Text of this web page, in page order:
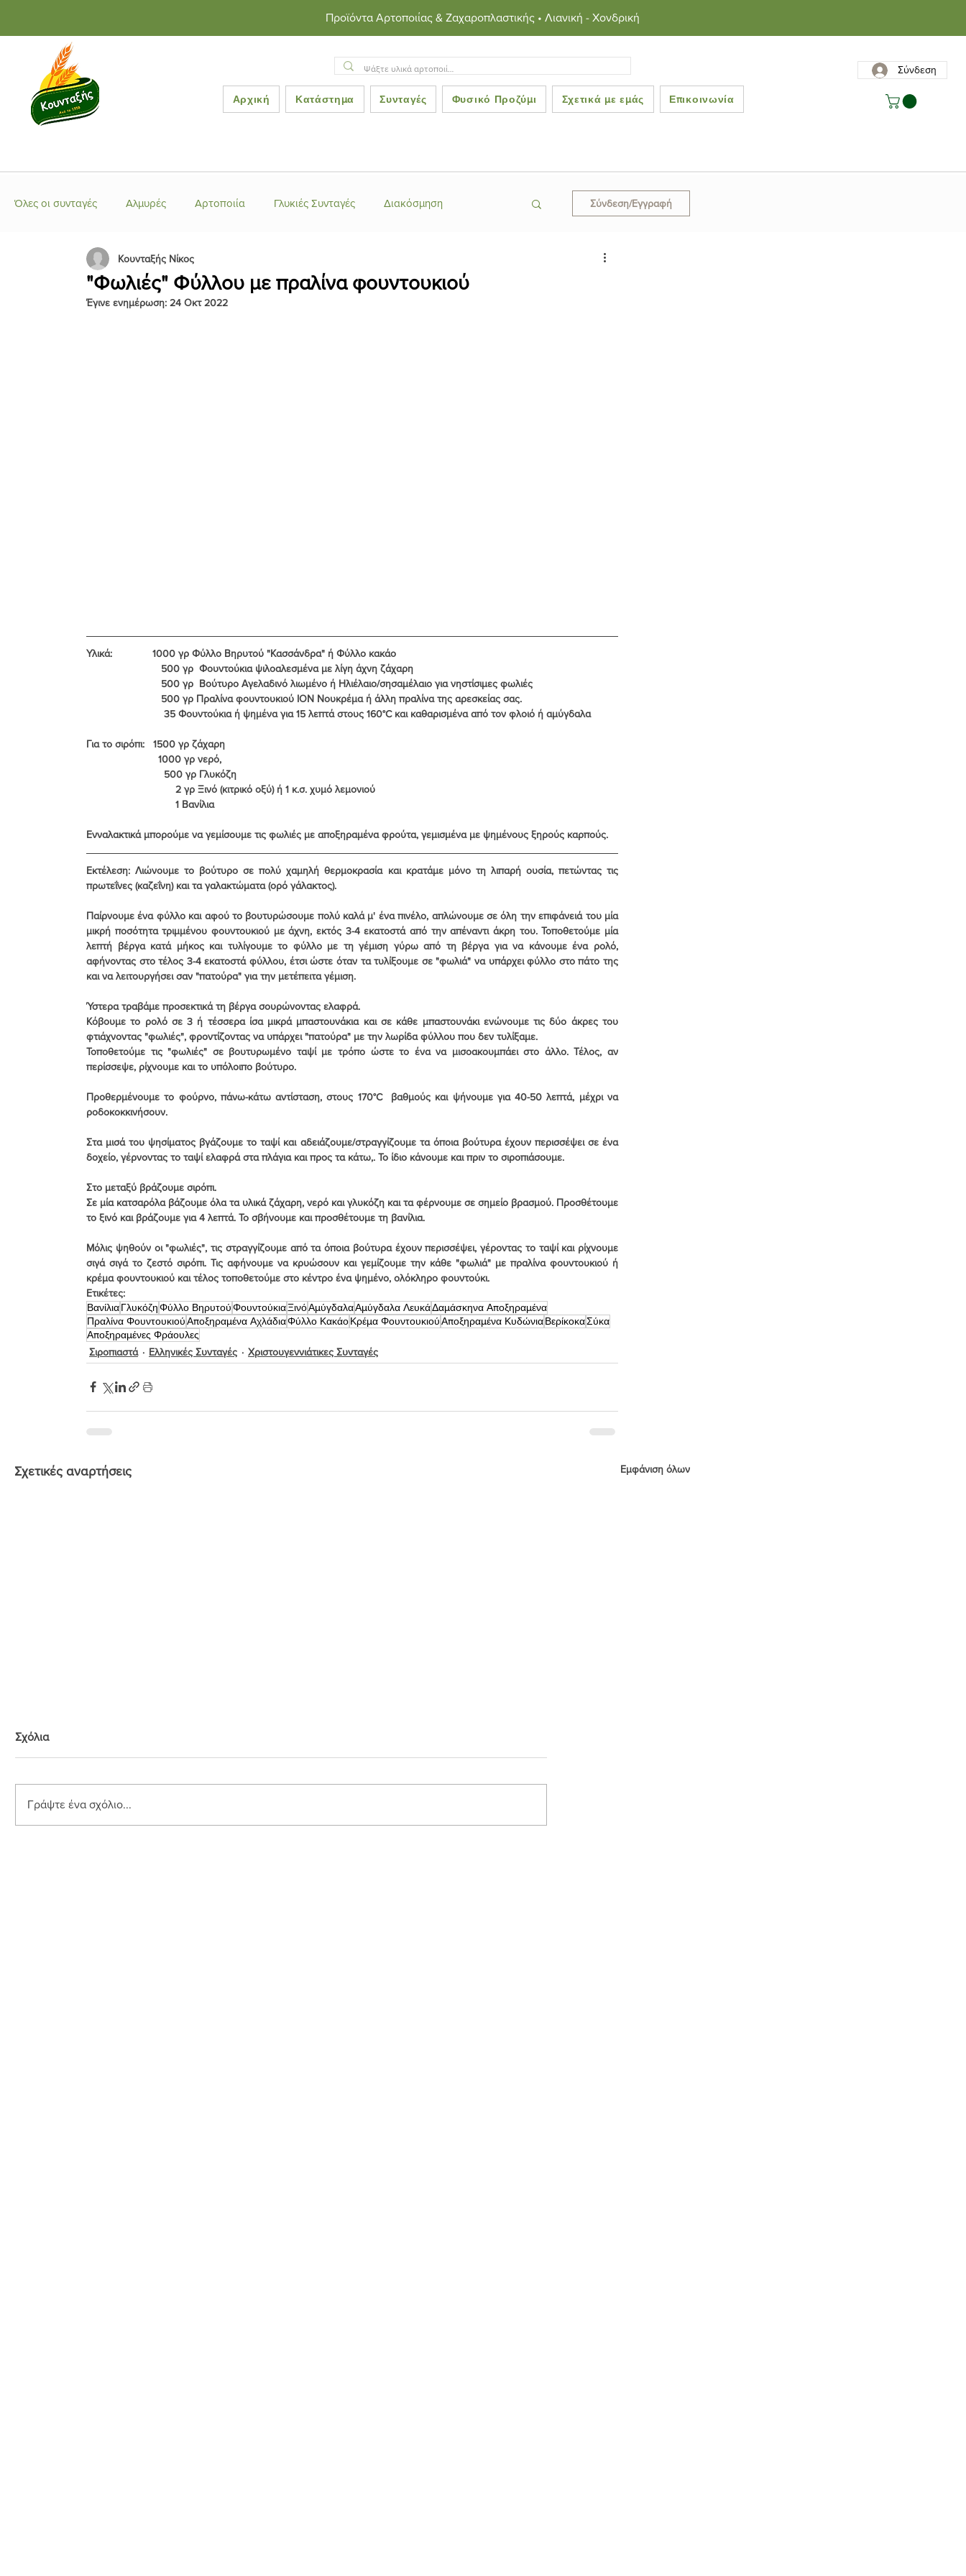
Προϊόντα Αρτοποιίας & Ζαχαροπλαστικής • Λιανική - Χονδρική
Αρχική Κατάστημα Συνταγές Φυσικό Προζύμι Σχετικά με εμάς Επικοινωνία
Σύνδεση
Όλες οι συνταγές Αλμυρές Αρτοποιία Γλυκιές Συνταγές Διακόσμηση
Ελληνικές Συνταγές Έτοιμα μείγματα
Σύνδεση/Εγγραφή
"Φωλιές" Φύλλου με πραλίνα φουντουκιού
Κουνταξής Νίκος
Έγινε ενημέρωση: 24 Οκτ 2022
Υλικά:              1000 γρ Φύλλο Βηρυτού "Κασσάνδρα" ή Φύλλο κακάο
                          500 γρ  Φουντούκια ψιλοαλεσμένα με λίγη άχνη ζάχαρη
                          500 γρ  Βούτυρο Αγελαδινό λιωμένο ή Ηλιέλαιο/σησαμέλαιο για νηστίσιμες φωλιές
                          500 γρ Πραλίνα φουντουκιού ΙΟΝ Νουκρέμα ή άλλη πραλίνα της αρεσκείας σας.
                           35 Φουντούκια ή ψημένα για 15 λεπτά στους 160°C και καθαρισμένα από τον φλοιό ή αμύγδαλα
Για το σιρόπι:   1500 γρ ζάχαρη
                         1000 γρ νερό,
                           500 γρ Γλυκόζη
                               2 γρ Ξινό (κιτρικό οξύ) ή 1 κ.σ. χυμό λεμονιού
                               1 Βανίλια
Ενναλακτικά μπορούμε να γεμίσουμε τις φωλιές με αποξηραμένα φρούτα, γεμισμένα με ψημένους ξηρούς καρπούς.
Εκτέλεση: Λιώνουμε το βούτυρο σε πολύ χαμηλή θερμοκρασία και κρατάμε μόνο τη λιπαρή ουσία, πετώντας τις
πρωτεΐνες (καζεΐνη) και τα γαλακτώματα (ορό γάλακτος).
Παίρνουμε ένα φύλλο και αφού το βουτυρώσουμε πολύ καλά μ' ένα πινέλο, απλώνουμε σε όλη την επιφάνειά του μία
μικρή ποσότητα τριμμένου φουντουκιού με άχνη, εκτός 3-4 εκατοστά από την απέναντι άκρη του. Τοποθετούμε μία
λεπτή βέργα κατά μήκος και τυλίγουμε το φύλλο με τη γέμιση γύρω από τη βέργα για να κάνουμε ένα ρολό,
αφήνοντας στο τέλος 3-4 εκατοστά φύλλου, έτσι ώστε όταν τα τυλίξουμε σε "φωλιά" να υπάρχει φύλλο στο πάτο της
και να λειτουργήσει σαν "πατούρα" για την μετέπειτα γέμιση.
Ύστερα τραβάμε προσεκτικά τη βέργα σουρώνοντας ελαφρά.
Κόβουμε το ρολό σε 3 ή τέσσερα ίσα μικρά μπαστουνάκια και σε κάθε μπαστουνάκι ενώνουμε τις δύο άκρες του
φτιάχνοντας "φωλιές", φροντίζοντας να υπάρχει "πατούρα" με την λωρίδα φύλλου που δεν τυλίξαμε.
Τοποθετούμε τις "φωλιές" σε βουτυρωμένο ταψί με τρόπο ώστε το ένα να μισο­ακουμπάει στο άλλο. Τέλος, αν
περίσσεψε, ρίχνουμε και το υπόλοιπο βούτυρο.
Προθερμένουμε το φούρνο, πάνω-κάτω αντίσταση, στους 170°C  βαθμούς και ψήνουμε για 40-50 λεπτά, μέχρι να
ροδοκοκκινήσουν.
Στα μισά του ψησίματος βγάζουμε το ταψί και αδειάζουμε/στραγγίζουμε τα όποια βούτυρα έχουν περισσέψει σε ένα
δοχείο, γέρνοντας το ταψί ελαφρά στα πλάγια και προς τα κάτω,. Το ίδιο κάνουμε και πριν το σιροπιάσουμε.
Στο μεταξύ βράζουμε σιρόπι.
Σε μία κατσαρόλα βάζουμε όλα τα υλικά ζάχαρη, νερό και γλυκόζη και τα φέρνουμε σε σημείο βρασμού. Προσθέτουμε
το ξινό και βράζουμε για 4 λεπτά. Το σβήνουμε και προσθέτουμε τη βανίλια.
Μόλις ψηθούν οι "φωλιές", τις στραγγίζουμε από τα όποια βούτυρα έχουν περισσέψει, γέροντας το ταψί και ρίχνουμε
σιγά σιγά το ζεστό σιρόπι. Τις αφήνουμε να κρυώσουν και γεμίζουμε την κάθε "φωλιά" με πραλίνα φουντουκιού ή
κρέμα φουντουκιού και τέλος τοποθετούμε στο κέντρο ένα ψημένο, ολόκληρο φουντούκι.
Ετικέτες:
ΒανίλιαΓλυκόζηΦύλλο ΒηρυτούΦουντούκιαΞινόΑμύγδαλαΑμύγδαλα ΛευκάΔαμάσκηνα Αποξηραμένα
Πραλίνα ΦουντουκιούΑποξηραμένα ΑχλάδιαΦύλλο ΚακάοΚρέμα ΦουντουκιούΑποξηραμένα ΚυδώνιαΒερίκοκαΣύκα
Αποξηραμένες Φράουλες
Σιροπιαστά
Ελληνικές Συνταγές Χριστουγεννιάτικες Συνταγές
Σχετικές αναρτήσεις Εμφάνιση όλων
Ρυζοπιτα γλυκια
Σχόλια
Γράψτε ένα σχόλιο...